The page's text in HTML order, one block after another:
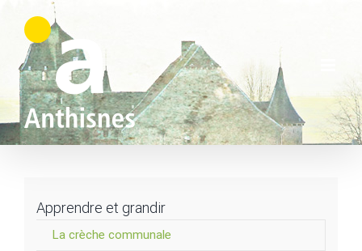
content
Apprendre et grandir
La crèche communale